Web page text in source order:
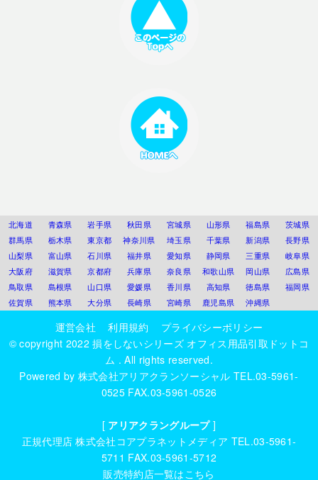
北海道 青森県 岩手県 秋田県 宮城県 山形県 福島県
茨城県
群馬県
栃木県 東京都 神奈川県 埼玉県 千葉県 新潟県
長野県
山梨県
富山県 石川県 福井県 愛知県 静岡県 三重県
岐阜県
大阪府
滋賀県 京都府 兵庫県 奈良県 和歌山県 岡山県
広島県
鳥取県
島根県 山口県 愛媛県 香川県 高知県 徳島県
福岡県
佐賀県
熊本県 大分県 長崎県 宮崎県 鹿児島県 沖縄県
運営会社 利用規約
プライバシーポリシー
© copyright 2022損をしないシリーズ オフィス用品引取ドットコ
ム . All rights reserved.
Powered by 株式会社アリアクランソーシャル TEL.03-5961-
0525 FAX.03-5961-0526
[ アリアクラングループ]
正規代理店株式会社コアプラネットメディア TEL.03-5961-
5711 FAX.03-5961-5712
販売特約店一覧はこちら